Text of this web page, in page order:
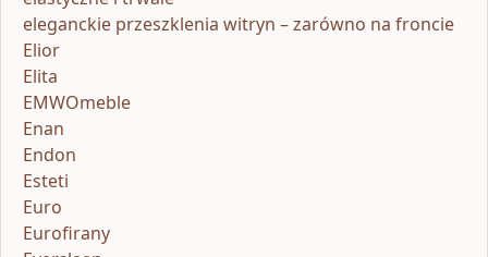
eleganckie przeszklenia witryn – zarówno na froncie
Elior
Elita
EMWOmeble
Enan
Endon
Esteti
Euro
Eurofirany